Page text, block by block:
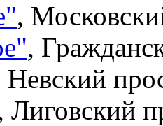
,
,
Невский
Лиговский